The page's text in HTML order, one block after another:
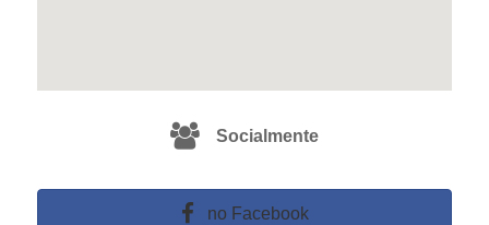
Socialmente
no Facebook